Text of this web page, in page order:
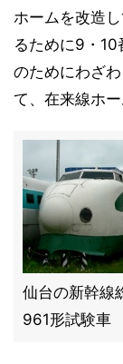
ホームを改造
るために9・10
のためにわざ
て、在来線ホ
仙台の新幹線
961形試験車